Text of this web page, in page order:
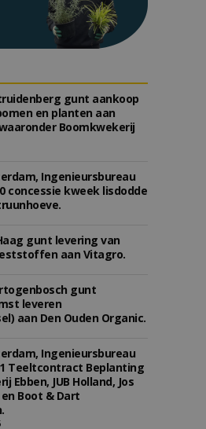
gunt aankoop
en planten aan
Boomkwekerij
Ingenieursbureau
concessie kweek lisdodde
gunt levering van
aan Vitagro.
gunt
leveren
aan Den Ouden Organic.
Ingenieursbureau
Teeltcontract Beplanting
Ebben, JUB Holland, Jos
Boot & Dart